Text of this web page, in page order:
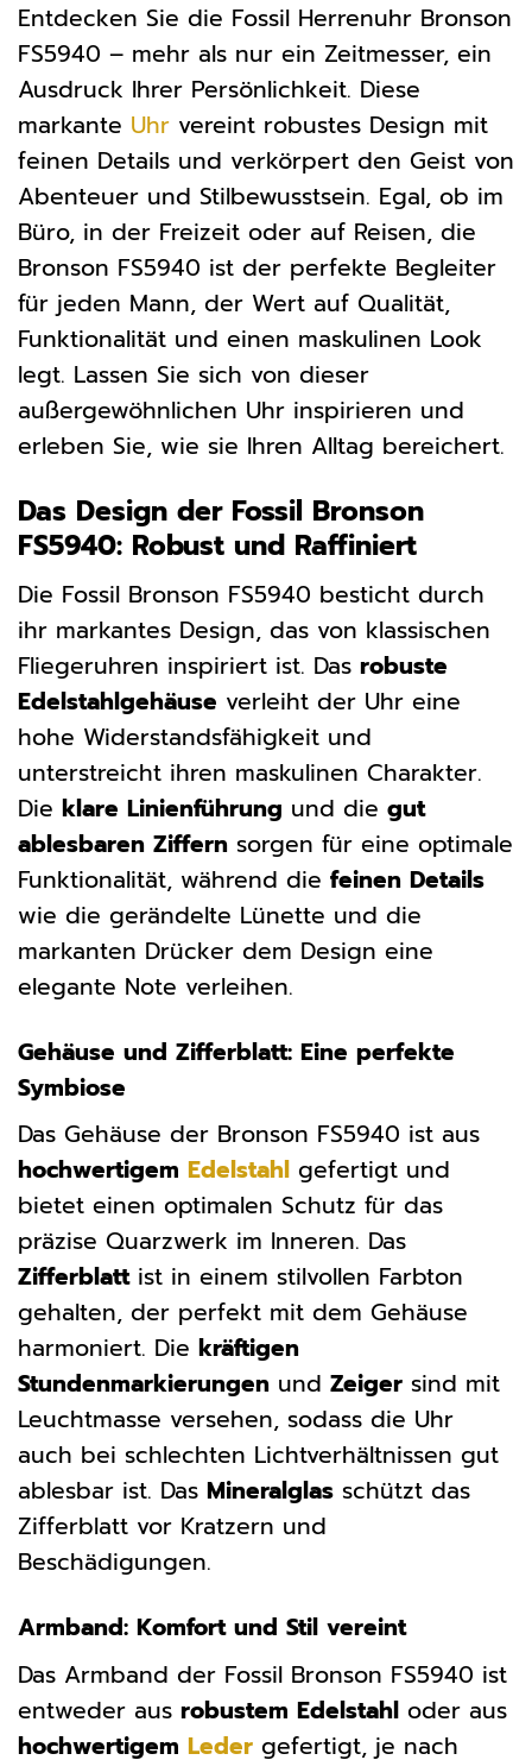
Entdecken Sie die Fossil Herrenuhr Bronson
FS5940 – mehr als nur ein Zeitmesser, ein
Ausdruck Ihrer Persönlichkeit. Diese
markante Uhr vereint robustes Design mit
feinen Details und verkörpert den Geist von
Abenteuer und Stilbewusstsein. Egal, ob im
Büro, in der Freizeit oder auf Reisen, die
Bronson FS5940 ist der perfekte Begleiter
für jeden Mann, der Wert auf Qualität,
Funktionalität und einen maskulinen Look
legt. Lassen Sie sich von dieser
außergewöhnlichen Uhr inspirieren und
erleben Sie, wie sie Ihren Alltag bereichert.
Das Design der Fossil Bronson
FS5940: Robust und Raffiniert
Die Fossil Bronson FS5940 besticht durch
ihr markantes Design, das von klassischen
Fliegeruhren inspiriert ist. Das robuste
Edelstahlgehäuse verleiht der Uhr eine
hohe Widerstandsfähigkeit und
unterstreicht ihren maskulinen Charakter.
Die klare Linienführung und die gut
ablesbaren Ziffern sorgen für eine optimale
Funktionalität, während die feinen Details
wie die gerändelte Lünette und die
markanten Drücker dem Design eine
elegante Note verleihen.
Gehäuse und Zifferblatt: Eine perfekte
Symbiose
Das Gehäuse der Bronson FS5940 ist aus
hochwertigem Edelstahl gefertigt und
bietet einen optimalen Schutz für das
präzise Quarzwerk im Inneren. Das
Zifferblattist in einem stilvollen Farbton
gehalten, der perfekt mit dem Gehäuse
harmoniert. Die kräftigen
Stundenmarkierungen und Zeiger sind mit
Leuchtmasse versehen, sodass die Uhr
auch bei schlechten Lichtverhältnissen gut
ablesbar ist. Das Mineralglas schützt das
Zifferblatt vor Kratzern und
Beschädigungen.
Armband: Komfort und Stil vereint
Das Armband der Fossil Bronson FS5940 ist
entweder aus robustem Edelstahl oder aus
hochwertigem Leder gefertigt, je nach